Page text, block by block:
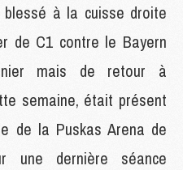
à la cuisse droite
de C1 contre le Bayern
mais de retour à
semaine, était présent
de la Puskas Arena de
une dernière séance